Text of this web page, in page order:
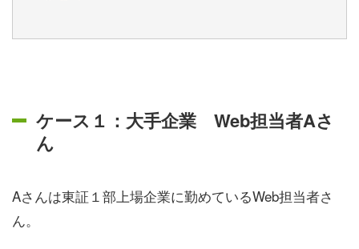
ケース１：大手企業 Web担当者Aさ
ん
Aさんは東証１部上場企業に勤めているWeb担当者さ
ん。